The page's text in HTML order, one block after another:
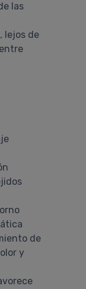
las
lejos de
de
y